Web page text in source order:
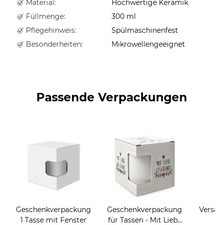
Material:
Hochwertige Keramik
Füllmenge:
300 ml
Pflegehinweis:
Spülmaschinenfest
Besonderheiten:
Mikrowellengeeignet
Passende Verpackungen
Geschenkverpackung
1 Tasse mit Fenster
Geschenkverpackung
für Tassen - Mit Liebe